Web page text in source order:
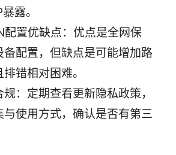
露。
配置优缺点：优点是全网保
备配置，但缺点是可能增加路
错相对困难。
：定期查看更新隐私政策，
与使用方式，确认是否有第三